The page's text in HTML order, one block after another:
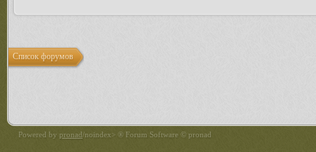
Список форумов
Powered by pronad/noindex> ® Forum Software © pronad